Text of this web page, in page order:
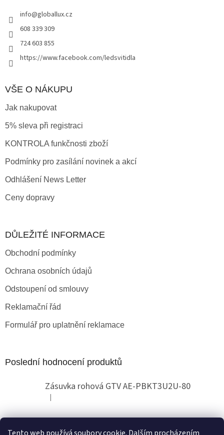
info@globallux.cz
608 339 309
724 603 855
https://www.facebook.com/ledsvitidla
VŠE O NÁKUPU
Jak nakupovat
5% sleva při registraci
KONTROLA funkčnosti zboží
Podmínky pro zasílání novinek a akcí
Odhlášení News Letter
Ceny dopravy
DŮLEŽITÉ INFORMACE
Obchodní podmínky
Ochrana osobních údajů
Odstoupení od smlouvy
Reklamační řád
Formulář pro uplatnění reklamace
Poslední hodnocení produktů
Zásuvka rohová GTV AE-PBKT3U2U-80
Hodnocení produktu je 2 z 5 hvězdiček.
|